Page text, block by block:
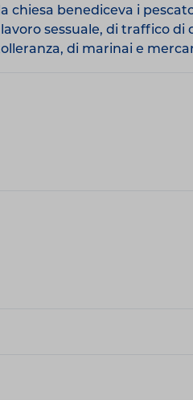
chiesa benediceva i
sessuale, di traffico
di marinai e